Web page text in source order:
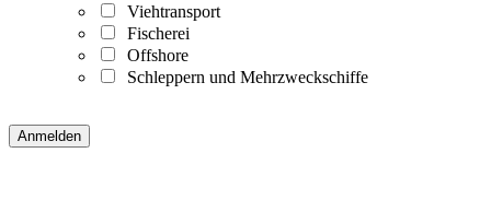
Viehtransport
Fischerei
Offshore
Schleppern und Mehrzweckschiffe